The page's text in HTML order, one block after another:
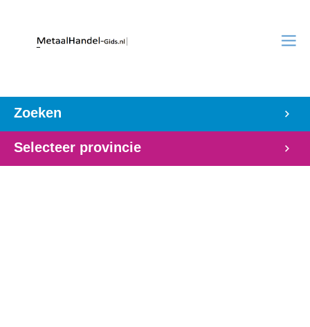
Zoeken
Selecteer provincie